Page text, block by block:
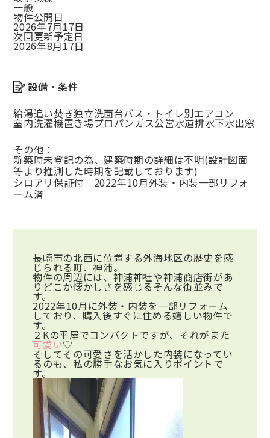
一般
物件公開日
2026年7月17日
次回更新予定日
2026年8月17日
設備・条件
給湯追い焚き独立洗面台バス・トイレ別エアコン
室内洗濯機置き場プロパンガス公営水道排水下水出窓
その他：
新築時未登記の為、建築時期の詳細は不明(設計図面
等より推測した時期を記載しております)
シロアリ保証付｜2022年10月外装・内装一部リフォ
ーム済
長崎市の北西に位置する外海地区の歴史を感
じられる町、神浦。
物件の周辺には、神浦神社や神浦商店街があ
りどこか懐かしさを感じるそんな街並みで
す。
2022年10月に外装・内装を一部リフォーム
しており、購入後すぐに住める嬉しい物件で
す。
２Kの平屋でコンパクトですが、それがまた
可愛い♡
そしてその可愛さを活かした内装になってい
るのも、私の勝手なお気に入りポイントで
す。